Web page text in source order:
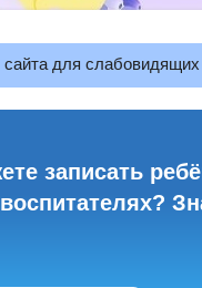
для слабовидящих
записать